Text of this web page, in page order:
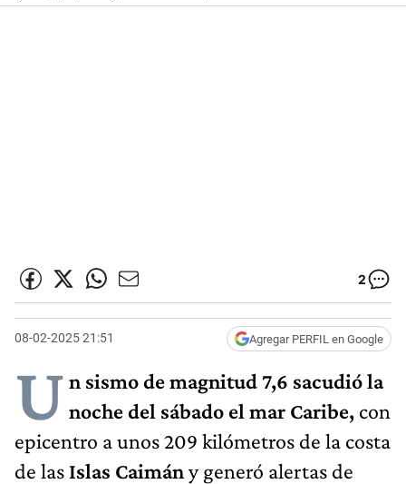
2
08-02-2025 21:51 Agregar PERFIL en Google
U n sismo de magnitud 7,6 sacudió la
noche del sábado el mar Caribe, con
epicentro a unos 209 kilómetros de la costa
de las Islas Caimány generó alertas de